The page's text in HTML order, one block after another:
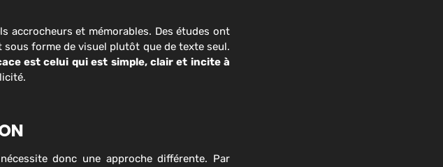
accrocheurs et mémorables. Des études ont
forme de visuel plutôt que de texte seul.
est celui qui est simple, clair et incite à
donc une approche différente. Par